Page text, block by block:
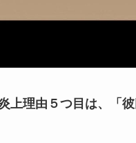
上理由５つ目は、「